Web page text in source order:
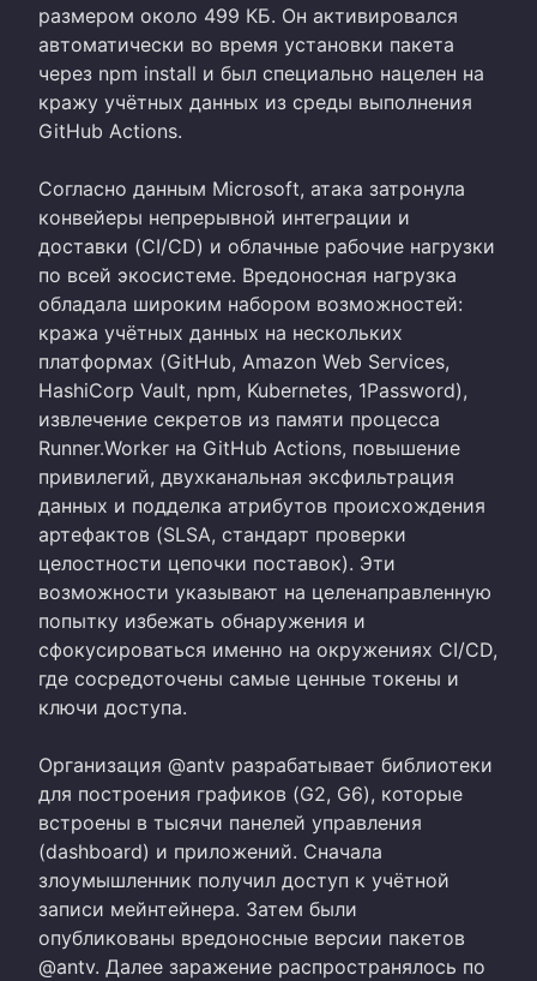
размером около 499 КБ. Он активировался
автоматически во время установки пакета
через npm install и был специально нацелен на
кражу учётных данных из среды выполнения
GitHub Actions.
Согласно данным Microsoft, атака затронула
конвейеры непрерывной интеграции и
доставки (CI/CD) и облачные рабочие нагрузки
по всей экосистеме. Вредоносная нагрузка
обладала широким набором возможностей:
кража учётных данных на нескольких
платформах (GitHub, Amazon Web Services,
HashiCorp Vault, npm, Kubernetes, 1Password),
извлечение секретов из памяти процесса
Runner.Worker на GitHub Actions, повышение
привилегий, двухканальная эксфильтрация
данных и подделка атрибутов происхождения
артефактов (SLSA, стандарт проверки
целостности цепочки поставок). Эти
возможности указывают на целенаправленную
попытку избежать обнаружения и
сфокусироваться именно на окружениях CI/CD,
где сосредоточены самые ценные токены и
ключи доступа.
Организация @antv разрабатывает библиотеки
для построения графиков (G2, G6), которые
встроены в тысячи панелей управления
(dashboard) и приложений. Сначала
злоумышленник получил доступ к учётной
записи мейнтейнера. Затем были
опубликованы вредоносные версии пакетов
@antv. Далее заражение распространялось по